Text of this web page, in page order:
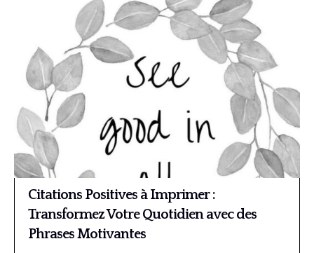
Citations Positives à Imprimer :
Transformez Votre Quotidien avec des
Phrases Motivantes